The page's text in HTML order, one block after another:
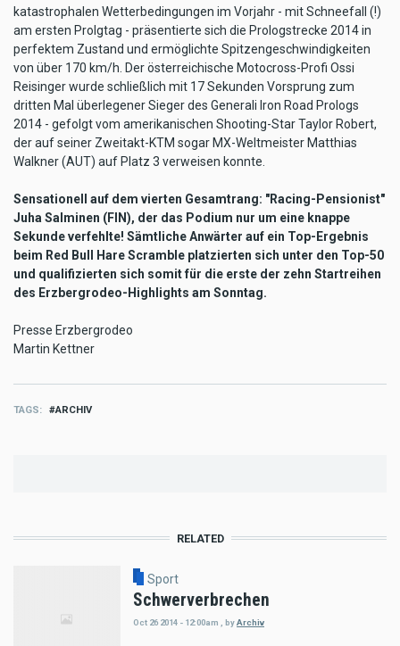
katastrophalen Wetterbedingungen im Vorjahr - mit Schneefall (!)
am ersten Prolgtag - präsentierte sich die Prologstrecke 2014 in
perfektem Zustand und ermöglichte Spitzengeschwindigkeiten
von über 170 km/h. Der österreichische Motocross-Profi Ossi
Reisinger wurde schließlich mit 17 Sekunden Vorsprung zum
dritten Mal überlegener Sieger des Generali Iron Road Prologs
2014 - gefolgt vom amerikanischen Shooting-Star Taylor Robert,
der auf seiner Zweitakt-KTM sogar MX-Weltmeister Matthias
Walkner (AUT) auf Platz 3 verweisen konnte.
Sensationell auf dem vierten Gesamtrang: "Racing-Pensionist"
Juha Salminen (FIN), der das Podium nur um eine knappe
Sekunde verfehlte! Sämtliche Anwärter auf ein Top-Ergebnis
beim Red Bull Hare Scramble platzierten sich unter den Top-50
und qualifizierten sich somit für die erste der zehn Startreihen
des Erzbergrodeo-Highlights am Sonntag.
Presse Erzbergrodeo
Martin Kettner
TAGS ARCHIV
RELATED
Sport
Schwerverbrechen
Oct 26 2014 - 12:00am byArchiv